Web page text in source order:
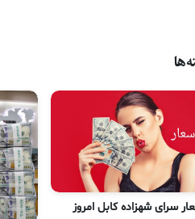
سرای شهزاده کابل امروز